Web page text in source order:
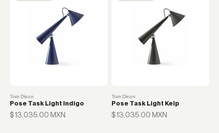
Tom Dixon
Pose Task Light Indigo
Precio de oferta
$ 13,035.00 MXN
Luminarias portátiles para cualquier espacio
Tom Dixon
Pose Task Light Kelp
Precio de oferta
$ 13,035.00 MXN